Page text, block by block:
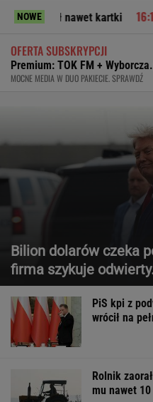
NOWE
nawet kartki Nowy
OFERTA SUBSKRYPCJI
Premium: TOK FM +
MOCNE MEDIA W DUO PAKIECIE. SPRAWDŹ
Bilion dolarów czeka
firma szykuje
PiS kpi z
wrócił na
Rolnik
mu nawet